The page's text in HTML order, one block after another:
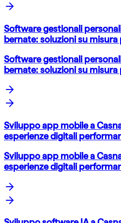
Software gestionali
bernate: soluzioni su misura
Software gestionali
bernate: soluzioni su misura
Sviluppo app mobile a
esperienze digitali
Sviluppo app mobile a
esperienze digitali